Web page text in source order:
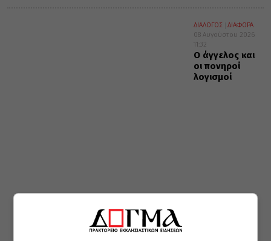
ΔΙΑΛΟΓΟΣ
ΔΙΑΦΟΡΑ
08 Αυγούστου 2026
11:32
Ο άγγελος και
οι πονηροί
λογισμοί